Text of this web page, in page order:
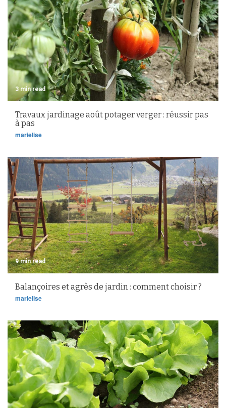
3 min read
Travaux jardinage août potager verger : réussir pas
à pas
marielise
9 min read
Balançoires et agrès de jardin : comment choisir ?
marielise